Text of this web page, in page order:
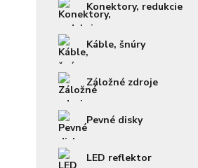
Konektory, redukcie
Káble, šnúry
Záložné zdroje
Pevné disky
LED reflektor